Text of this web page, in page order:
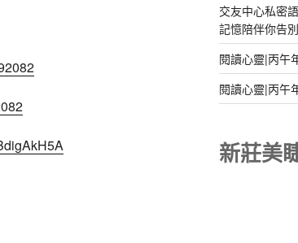
交友中心私密
記憶陪伴你告
閱讀心靈|丙午
閱讀心靈|丙午
新莊美